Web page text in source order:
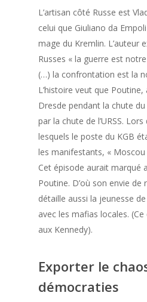
L’artisan côté Russe est
celui que Giuliano da
mage du Kremlin. L’auteur
Russes « la guerre est
(…) la confrontation est la
L’histoire veut que
Dresde pendant la chute
par la chute de l’URSS.
lesquels le poste du KGB
les manifestants, « Moscou
Cet épisode aurait marqué
Poutine. D’où son envie de
détaille aussi la jeunesse
avec les mafias locales.
aux Kennedy).
Exporter le
démocraties